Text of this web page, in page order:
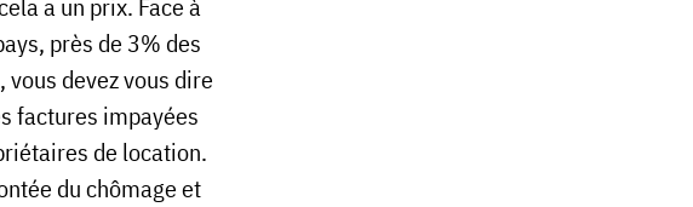
a un prix. Face à
près de 3% des
devez vous dire
factures impayées
de location.
du chômage et